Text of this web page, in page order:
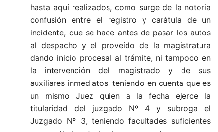
hasta aquí realizados, como surge de la notoria
confusión entre el registro y carátula de un
incidente, que se hace antes de pasar los autos
al despacho y el proveído de la magistratura
dando inicio procesal al trámite, ni tampoco en
la intervención del magistrado y de sus
auxiliares inmediatos, teniendo en cuenta que es
un mismo Juez quien a la fecha ejerce la
titularidad del juzgado Nº 4 y subroga el
Juzgado Nº 3, teniendo facultades suficientes